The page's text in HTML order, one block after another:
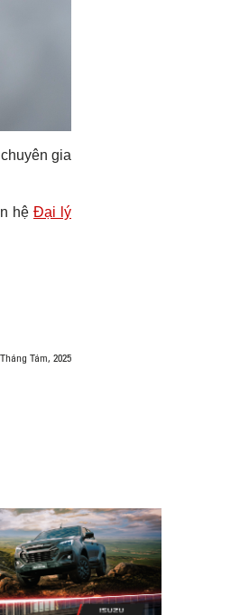
gia
hệ Đại lý
Tám, 2025